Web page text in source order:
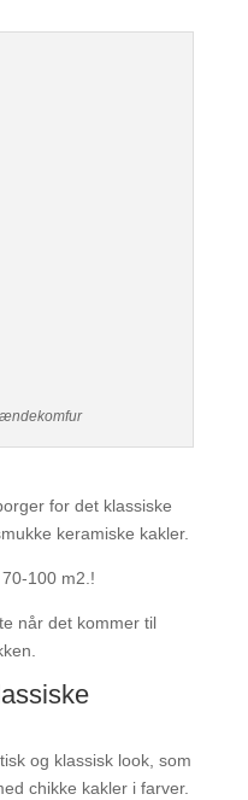
for det klassiske
keramiske kakler.
100 m2.!
når det kommer til
og klassisk look, som
chikke kakler i farver.